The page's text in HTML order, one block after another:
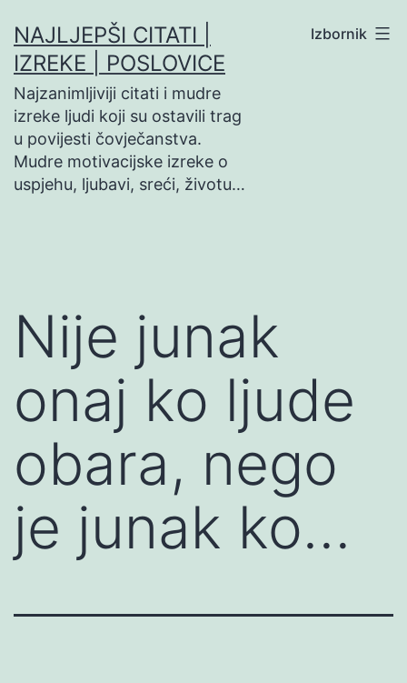
na
sadržaj
NAJLJEPŠI CITATI |
IZREKE | POSLOVICE
Najzanimljiviji citati i mudre
izreke ljudi koji su ostavili trag
u povijesti čovječanstva.
Mudre motivacijske izreke o
uspjehu, ljubavi, sreći, životu…
Izbornik
Nije junak
onaj ko ljude
obara, nego
je junak ko…